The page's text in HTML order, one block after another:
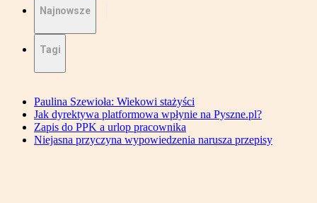
Najnowsze
Tagi
Paulina Szewioła: Wiekowi stażyści
Jak dyrektywa platformowa wpłynie na Pyszne.pl?
Zapis do PPK a urlop pracownika
Niejasna przyczyna wypowiedzenia narusza przepisy